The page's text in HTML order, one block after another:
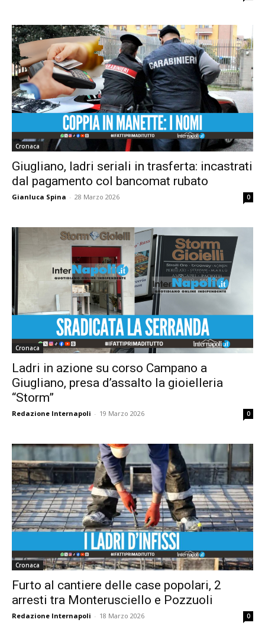
Cronaca
Giugliano, ladri seriali in trasferta: incastrati
dal pagamento col bancomat rubato
Gianluca Spina - 28 Marzo 2026 0
Cronaca
Ladri in azione su corso Campano a
Giugliano, presa d’assalto la gioielleria
“Storm”
Redazione Internapoli - 19 Marzo 2026 0
Cronaca
Furto al cantiere delle case popolari, 2
arresti tra Monterusciello e Pozzuoli
Redazione Internapoli - 18 Marzo 2026 0